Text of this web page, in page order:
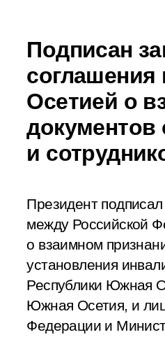
Подписан
Осетией о
документов
и
Президент
между Российской
о взаимном
установления
Республики Южная
Южная Осетия, и
Федерации и